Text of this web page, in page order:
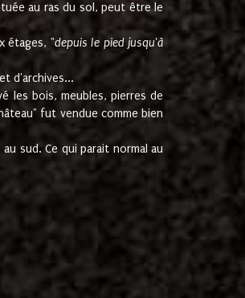
au ras du sol, peut être le
étages, "depuis le pied jusqu'à
d'archives...
les bois, meubles, pierres de
fut vendue comme bien
sud. Ce qui parait normal au